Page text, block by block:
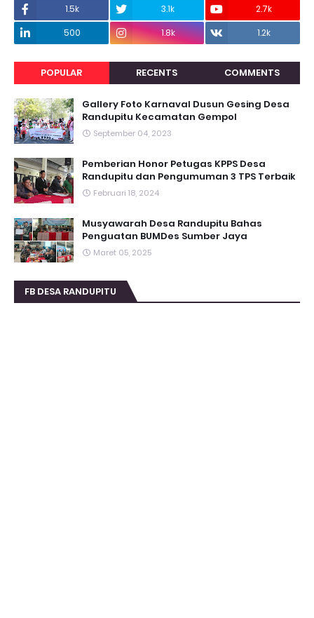
1.5k 3.1k
2.7k
500
1.8k 1.2k
POPULAR RECENTS COMMENTS
Gallery Foto Karnaval Dusun Gesing Desa
Randupitu Kecamatan Gempol
September 04, 2023
Pemberian Honor Petugas KPPS Desa
Randupitu dan Pengumuman 3 TPS Terbaik
Februari 18, 2024
Musyawarah Desa Randupitu Bahas
Penguatan BUMDes Sumber Jaya
Maret 05, 2025
FB DESA RANDUPITU